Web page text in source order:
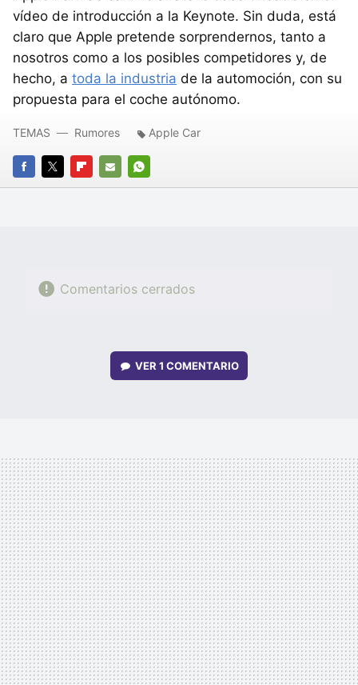
vídeo de introducción a la Keynote. Sin duda, está
claro que Apple pretende sorprendernos, tanto a
nosotros como a los posibles competidores y, de
hecho, a toda la industria de la automoción, con su
propuesta para el coche autónomo.
FACEBOOK
TWITTERFLIPBOARD
E-
WHATSAPP
TEMAS Rumores Apple Car
Comentarios cerrados
VER 1 COMENTARIO